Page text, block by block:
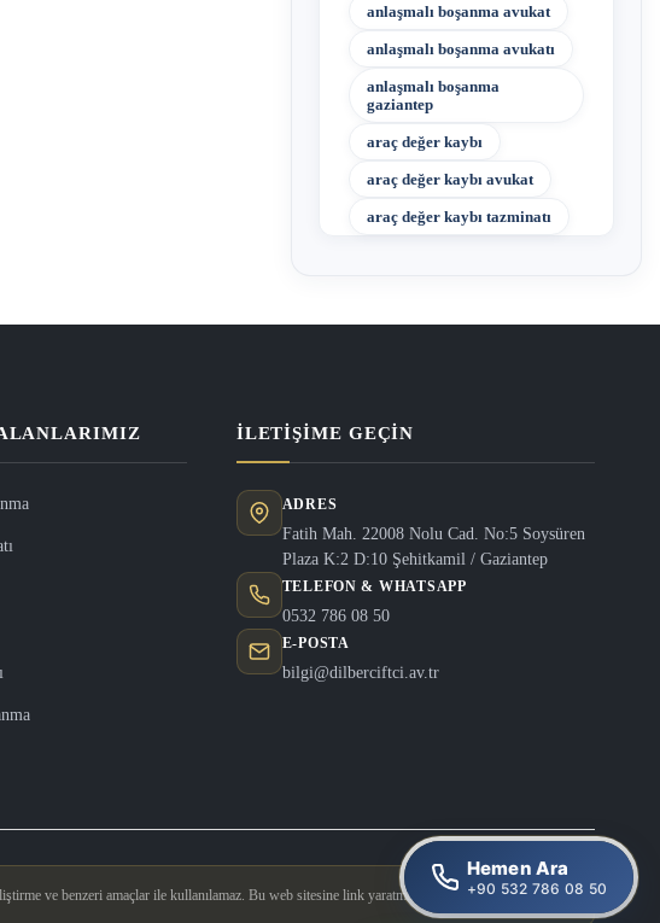
anlaşmalı boşanma avukat
anlaşmalı boşanma avukatı
anlaşmalı boşanma
gaziantep
araç değer kaybı
araç değer kaybı avukat
araç değer kaybı tazminatı
İLETIŞIME GEÇIN
ADRES
Fatih Mah. 22008 Nolu Cad. No:5 Soysüren
Plaza K:2 D:10 Şehitkamil / Gaziantep
TELEFON & WHATSAPP
0532 786 08 50
E-POSTA
bilgi@dilberciftci.av.tr
ve benzeri amaçlar ile kullanılamaz. Bu web sitesine link yaratmak yasaktır.
Hemen Ara
+90 532 786 08 50